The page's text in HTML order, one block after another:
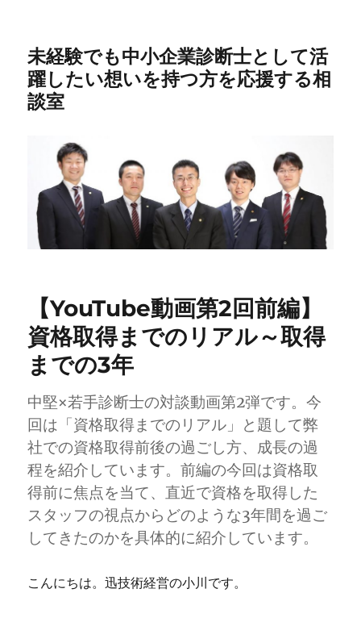
未経験でも中小企業診断士として活
躍したい想いを持つ方を応援する相
談室
【YouTube動画第2回前編】
資格取得までのリアル～取得
までの3年
中堅×若手診断士の対談動画第2弾です。今
回は「資格取得までのリアル」と題して弊
社での資格取得前後の過ごし方、成長の過
程を紹介しています。前編の今回は資格取
得前に焦点を当て、直近で資格を取得した
スタッフの視点からどのような3年間を過ご
してきたのかを具体的に紹介しています。
こんにちは。迅技術経営の小川です。